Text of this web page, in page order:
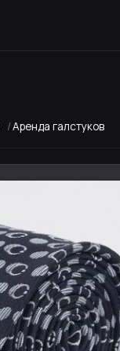
Аренда галстуков